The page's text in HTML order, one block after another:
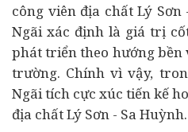
công viên địa chất Lý
Ngãi xác định là giá trị
phát triển theo hướng
trường. Chính vì vậy,
Ngãi tích cực xúc tiến kế
địa chất Lý Sơn - Sa Huỳnh.